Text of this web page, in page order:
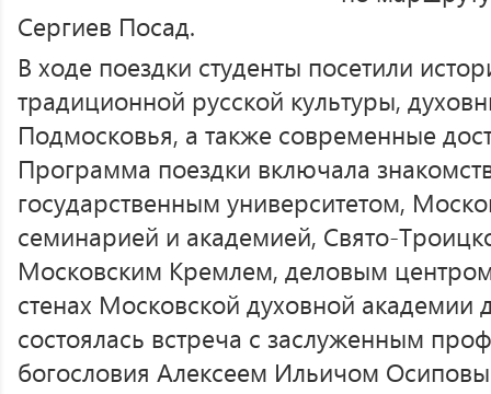
Сергиев Посад.
В ходе поездки студенты посетили
традиционной русской культуры,
Подмосковья, а также современные
Программа поездки включала
государственным университетом,
семинарией и академией, Свято-
Московским Кремлем, деловым
стенах Московской духовной академии
состоялась встреча с заслуженным
богословия Алексеем Ильичом